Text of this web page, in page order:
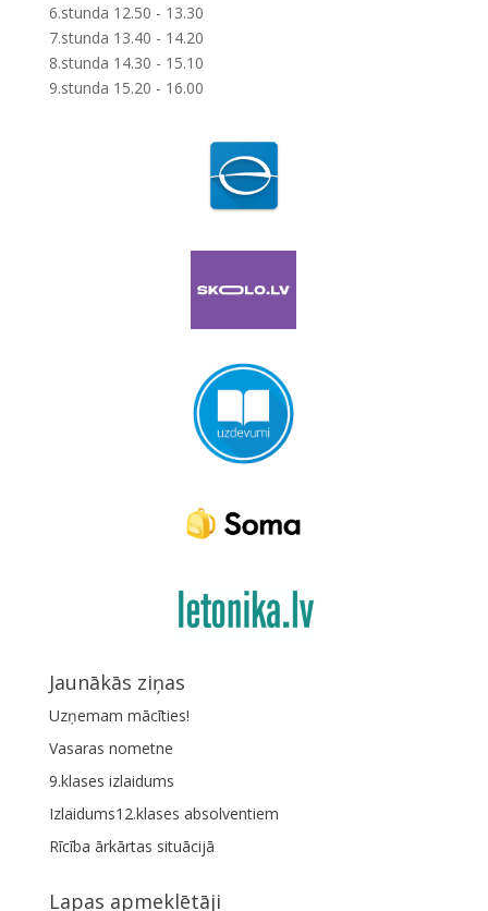
6.stunda 12.50 - 13.30
7.stunda 13.40 - 14.20
8.stunda 14.30 - 15.10
9.stunda 15.20 - 16.00
Jaunākās ziņas
Uzņemam mācīties!
Vasaras nometne
9.klases izlaidums
Izlaidums12.klases absolventiem
Rīcība ārkārtas situācijā
Lapas apmeklētāji